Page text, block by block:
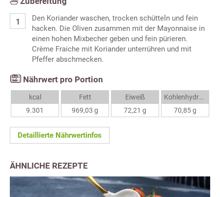
Den Koriander waschen, trocken schütteln und fein
hacken. Die Oliven zusammen mit der Mayonnaise in
einen hohen Mixbecher geben und fein pürieren.
Crème Fraiche mit Koriander unterrühren und mit
Pfeffer abschmecken.
Nährwert pro Portion
kcal
9.301
Fett
969,03 g
Eiweiß
72,21 g
Kohlenhydrate
70,85 g
Detaillierte Nährwertinfos
ÄHNLICHE REZEPTE